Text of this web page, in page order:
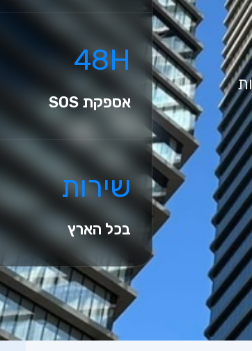
48H
אספקת SOS
שירות
בכל הארץ